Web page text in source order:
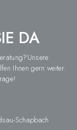
DA
Ihnen gern weiter.
Schapbach